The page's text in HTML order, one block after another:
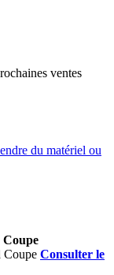
ventes
Consulter le